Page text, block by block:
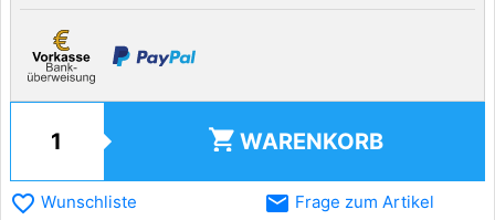
shopping_cart WARENKORB
favorite_border Wunschliste email Frage zum Artikel